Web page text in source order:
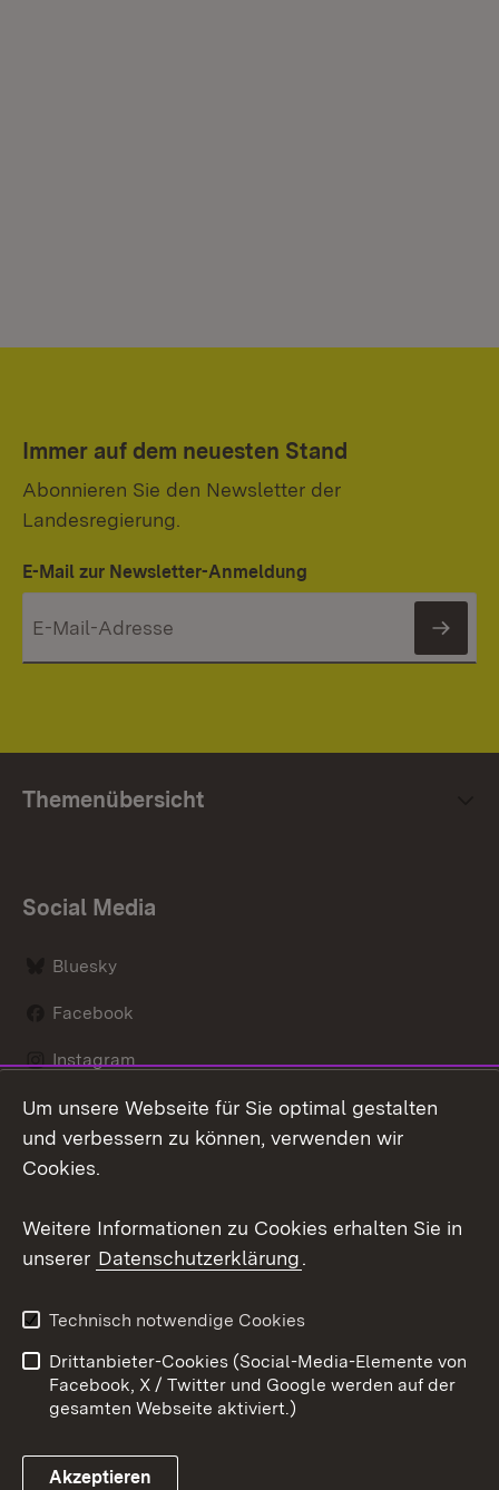
Immer auf dem neuesten Stand
Abonnieren Sie den Newsletter der
Landesregierung.
E-Mail zur Newsletter-Anmeldung
Themenübersicht
Social Media
Bluesky
Facebook
Instagram
LinkedIn
Datenschutz
Barrierefreiheit
Impressum
Cookies
Um unsere Webseite für Sie optimal gestalten
und verbessern zu können, verwenden wir
Cookies.
Weitere Informationen zu Cookies erhalten Sie in
unserer Datenschutzerklärung.
Technisch notwendige Cookies
Drittanbieter-Cookies (Social-Media-Elemente von
Facebook, X / Twitter und Google werden auf der
gesamten Webseite aktiviert.)
Akzeptieren